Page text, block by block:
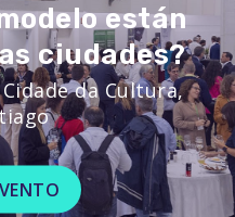
están
ciudades?
da Cultura,